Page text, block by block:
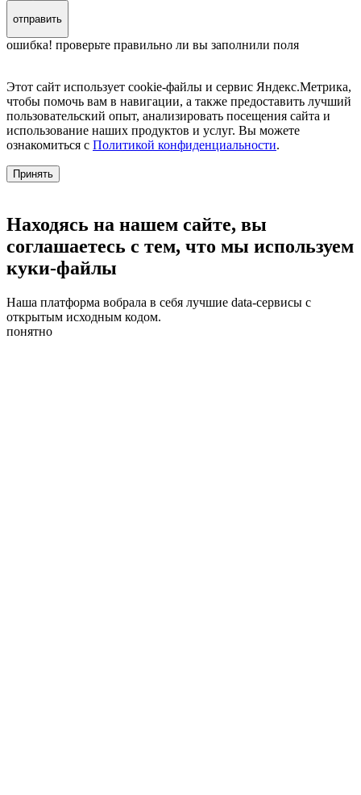
отправить
ошибка! проверьте правильно ли вы заполнили поля
Этот сайт использует cookie-файлы и сервис Яндекс.Метрика,
чтобы помочь вам в навигации, а также предоставить лучший
пользовательский опыт, анализировать посещения сайта и
использование наших продуктов и услуг. Вы можете
ознакомиться с Политикой конфиденциальности.
Принять
Находясь на нашем сайте, вы
соглашаетесь с тем, что мы используем
куки-файлы
Наша платформа вобрала в себя лучшие data-сервисы с
открытым исходным кодом.
понятно